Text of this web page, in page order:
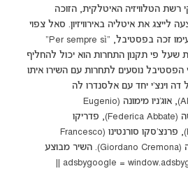
רשת הטלוויזיה האיטלקית, הזוכה
לייצג את איטליה באירוויזיון. סאל צפוי
לבצע באירוויזיון את השיר עימו זכה בפסטיבל, “Per sempre sì"
שעל פי תקנון התחרות הוא יכול להחליף
הפסטיבל נוסעים לתחרות עם השירו איתו
וינצ’י יחד עם אלסנדרו לה
קאווה (Alessandro La Cava), אוג’ניו מימונה (Eugenio
Maimone), פדריקה אבאטה (Federica Abbate), פדריקו
מרקורי (Federico Mercuri), פרנצ’סקו סורנטינו (Francesco
Sorrentino) וג'ורדנו קרמונה (Giordano Cremona). השיר מבוצע
בשפה האיטלקית. (adsbygoogle = window.adsbygoogle ||